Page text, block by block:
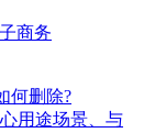
商务
何删除?
用途场景、与